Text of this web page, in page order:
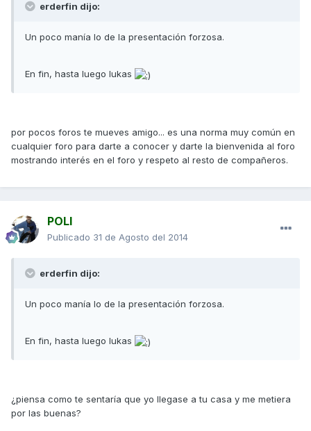
erderfin dijo:
Un poco manía lo de la presentación forzosa.
En fin, hasta luego lukas
por pocos foros te mueves amigo... es una norma muy común en
cualquier foro para darte a conocer y darte la bienvenida al foro
mostrando interés en el foro y respeto al resto de compañeros.
POLI
Publicado 31 de Agosto del 2014
erderfin dijo:
Un poco manía lo de la presentación forzosa.
En fin, hasta luego lukas
¿piensa como te sentaría que yo llegase a tu casa y me metiera
por las buenas?